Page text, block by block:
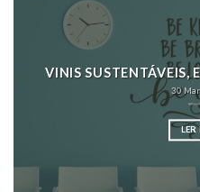
VINIS SUSTENTÁVEIS,
30
LER